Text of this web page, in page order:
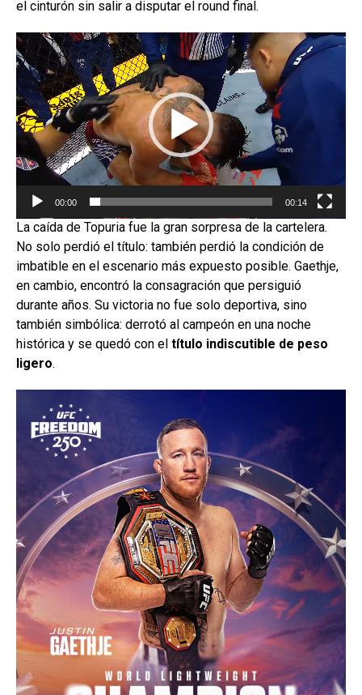
el cinturón sin salir a disputar el round final.
Reproductor
de
vídeo
00:00 00:14
La caída de Topuria fue la gran sorpresa de la cartelera.
No solo perdió el título: también perdió la condición de
imbatible en el escenario más expuesto posible. Gaethje,
en cambio, encontró la consagración que persiguió
durante años. Su victoria no fue solo deportiva, sino
también simbólica: derrotó al campeón en una noche
histórica y se quedó con el título indiscutible de peso
ligero.